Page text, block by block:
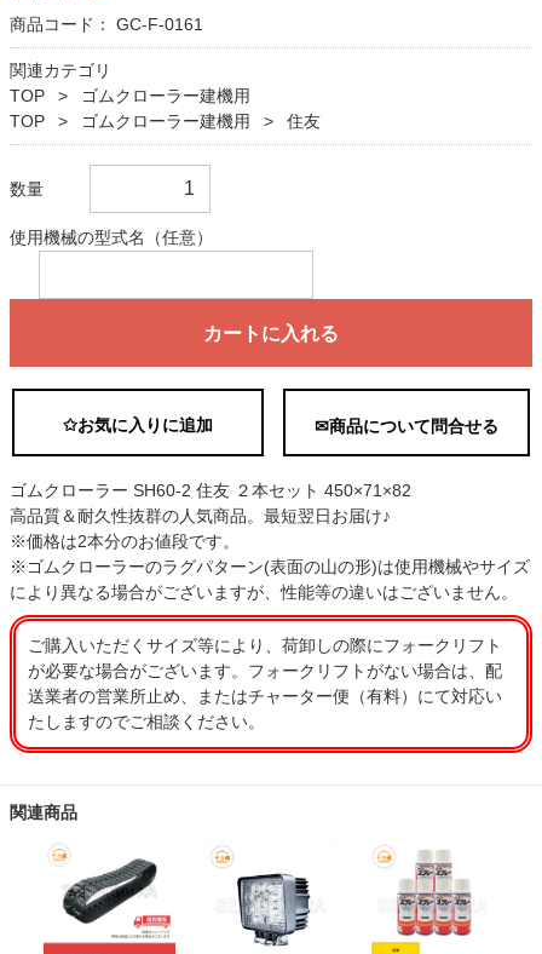
商品コード： GC-F-0161
関連カテゴリ
TOP
ゴムクローラー建機用
TOP
ゴムクローラー建機用 住友
数量
使用機械の型式名（任意）
カートに入れる
✩お気に入りに追加 ✉商品について問合せる
ゴムクローラー SH60-2 住友 ２本セット 450×71×82
高品質＆耐久性抜群の人気商品。最短翌日お届け♪
※価格は2本分のお値段です。
※ゴムクローラーのラグパターン(表面の山の形)は使用機械やサイズ
により異なる場合がございますが、性能等の違いはございません。
ご購入いただくサイズ等により、荷卸しの際にフォークリフト
が必要な場合がございます。フォークリフトがない場合は、配
送業者の営業所止め、またはチャーター便（有料）にて対応い
たしますのでご相談ください。
関連商品